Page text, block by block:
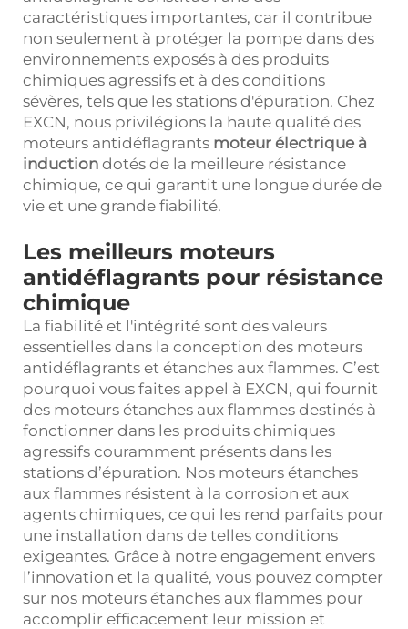
caractéristiques importantes, car il contribue
non seulement à protéger la pompe dans des
environnements exposés à des produits
chimiques agressifs et à des conditions
sévères, tels que les stations d'épuration. Chez
EXCN, nous privilégions la haute qualité des
moteurs antidéflagrants moteur électrique à
induction dotés de la meilleure résistance
chimique, ce qui garantit une longue durée de
vie et une grande fiabilité.
Les meilleurs moteurs
antidéflagrants pour résistance
chimique
La fiabilité et l'intégrité sont des valeurs
essentielles dans la conception des moteurs
antidéflagrants et étanches aux flammes. C’est
pourquoi vous faites appel à EXCN, qui fournit
des moteurs étanches aux flammes destinés à
fonctionner dans les produits chimiques
agressifs couramment présents dans les
stations d’épuration. Nos moteurs étanches
aux flammes résistent à la corrosion et aux
agents chimiques, ce qui les rend parfaits pour
une installation dans de telles conditions
exigeantes. Grâce à notre engagement envers
l’innovation et la qualité, vous pouvez compter
sur nos moteurs étanches aux flammes pour
accomplir efficacement leur mission et